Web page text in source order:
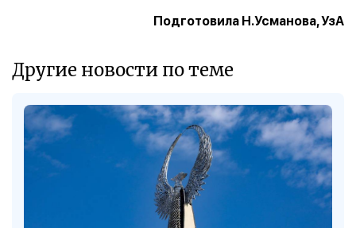
Подготовила Н.Усманова, УзА
Другие новости по теме